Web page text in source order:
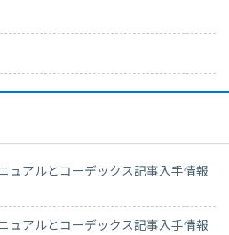
ュアルとコーデックス記事入手情報
ュアルとコーデックス記事入手情報